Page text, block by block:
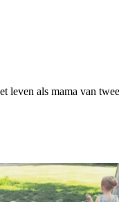
leven als mama van